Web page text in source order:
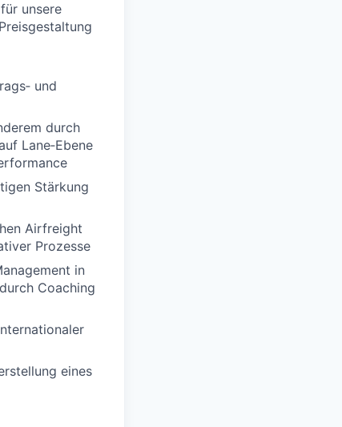
unsere
und
durch
Lane‑Ebene
Stärkung
Airfreight
Prozesse
in
Coaching
eines